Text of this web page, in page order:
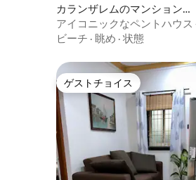
カランザレムのマンション・
アパート
アイコニックなペントハウス
ス|ビーチまで2分
ビーチ · 眺め · 状態
ゲストチョイス
ゲストチョイス